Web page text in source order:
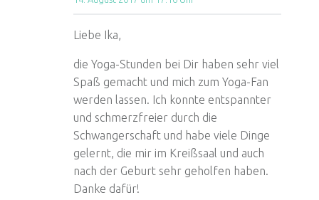
Liebe Ika,
die Yoga-Stunden bei Dir haben sehr viel
Spaß gemacht und mich zum Yoga-Fan
werden lassen. Ich konnte entspannter
und schmerzfreier durch die
Schwangerschaft und habe viele Dinge
gelernt, die mir im Kreißsaal und auch
nach der Geburt sehr geholfen haben.
Danke dafür!